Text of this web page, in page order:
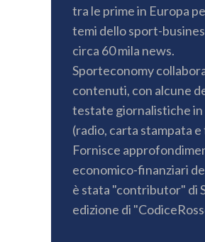
tra le prime in Europa
temi dello sport-
circa 60 mila news.
Sporteconomy
contenuti, con alcune
testate giornalistiche in
(radio, carta stampata e
Fornisce
economico-finanziari
è stata "contributor" di
edizione di